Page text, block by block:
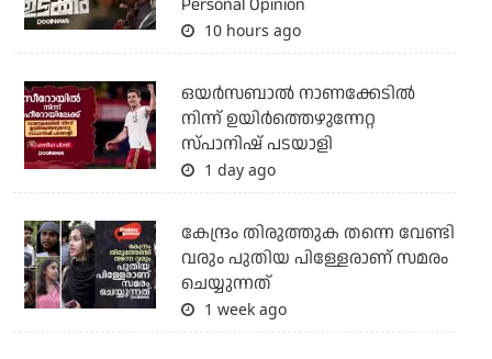
10 hours ago
ഒയര്‍സബാൽ നാണക്കേടിൽ
നിന്ന് ഉയിർത്തെഴുന്നേറ്റ
സ്പാനിഷ് പടയാളി
1 day ago
കേന്ദ്രം തിരുത്തുക തന്നെ വേണ്ടി
വരും പുതിയ പിള്ളേരാണ് സമരം
ചെയ്യുന്നത്
1 week ago